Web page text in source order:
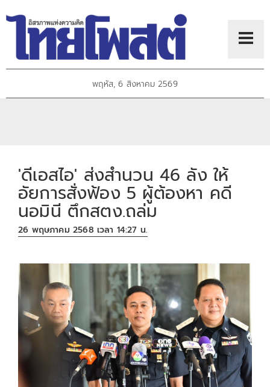
พฤหัส, 6 สิงหาคม 2569
'ดีเอสไอ' ส่งสำนวน 46 ลัง ให้
อัยการสั่งฟ้อง 5 ผู้ต้องหา คดี
นอมินี ตึกสตง.ถล่ม
26 พฤษภาคม 2568 เวลา 14:27 น.